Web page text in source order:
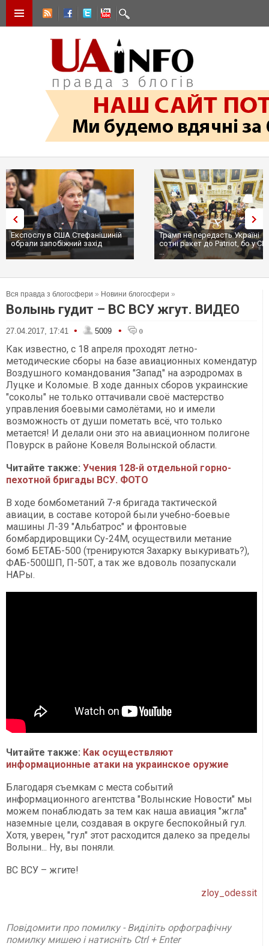
Експослу в США Стефанішиній
обрали запобіжний захід
Трамп не передасть Україні
сотні ракет до Patriot, бо у
...
Вся правда з блогосфери » Новини блогосфери »
Волынь гудит – ВС ВСУ жгут. ВИДЕО
27.04.2017, 17:41 • 5009 • 0
Как известно, с 18 апреля проходят летно-
методические сборы на базе авиационных комендатур
Воздушного командования "Запад" на аэродромах в
Луцке и Коломые. В ходе данных сборов украинские
"соколы" не только оттачивали своё мастерство
управления боевыми самолётами, но и имели
возможность от души пометать всё, что только
метается! И делали они это на авиационном полигоне
Повурск в районе Ковеля Волынской области.
Читайте также: Учения 128-й отдельной горно-
пехотной бригады ВСУ. ФОТО
В ходе бомбометаний 7-я бригада тактической
авиации, в составе которой были учебно-боевые
машины Л-39 "Альбатрос" и фронтовые
бомбардировщики Су-24М, осуществили метание
бомб БЕТАБ-500 (тренируются Захарку выкуривать?),
ФАБ-500ШП, П-50Т, а так же вдоволь позапускали
НАРы.
Читайте также: Как осуществляют
информационные атаки на украинское оружие
Благодаря съемкам с места событий
информационного агентства "Волынские Новости" мы
можем понаблюдать за тем как наша авиация "жгла"
наземные цели, создавая в округе беспокойный гул.
Хотя, уверен, "гул" этот расходится далеко за пределы
Волыни... Ну, вы поняли.
ВС ВСУ – жгите!
zloy_odessit
Повідомити про помилку - Виділіть орфографічну
помилку мишею і натисніть Ctrl + Enter